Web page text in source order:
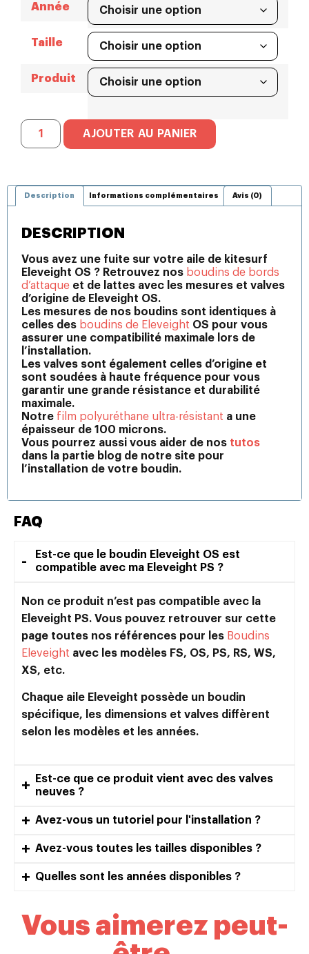
Année
Taille
Produit
AJOUTER AU PANIER
Description Informations complémentaires Avis (0)
DESCRIPTION
Vous avez une fuite sur votre aile de kitesurf
Eleveight OS ? Retrouvez nos boudins de bords
d’attaque et de lattes avec les mesures et valves
d’origine de Eleveight OS.
Les mesures de nos boudins sont identiques à
celles des boudins de Eleveight OS pour vous
assurer une compatibilité maximale lors de
l’installation.
Les valves sont également celles d’origine et
sont soudées à haute fréquence pour vous
garantir une grande résistance et durabilité
maximale.
Notre film polyuréthane ultra-résistant a une
épaisseur de 100 microns.
Vous pourrez aussi vous aider de nos tutos
dans la partie blog de notre site pour
l’installation de votre boudin.
FAQ
Est-ce que le boudin Eleveight OS est
compatible avec ma Eleveight PS ?
Non ce produit n’est pas compatible avec la
Eleveight PS. Vous pouvez retrouver sur cette
page toutes nos références pour les Boudins
Eleveight avec les modèles FS, OS, PS, RS, WS,
XS, etc.
Chaque aile Eleveight possède un boudin
spécifique, les dimensions et valves diffèrent
selon les modèles et les années.
Est-ce que ce produit vient avec des valves
neuves ?
Avez-vous un tutoriel pour l'installation ?
Avez-vous toutes les tailles disponibles ?
Quelles sont les années disponibles ?
Vous aimerez peut-